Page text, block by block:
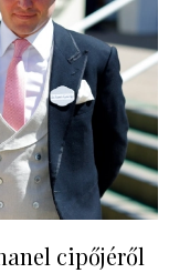
cipőjéről